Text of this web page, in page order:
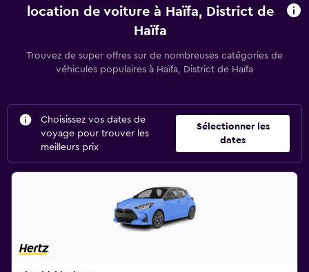
location de voiture à Haïfa, District de
Haïfa
Trouvez de super offres sur de nombreuses catégories de
véhicules populaires à Haïfa, District de Haïfa
Choisissez vos dates de
voyage pour trouver les
meilleurs prix
Sélectionner les
dates